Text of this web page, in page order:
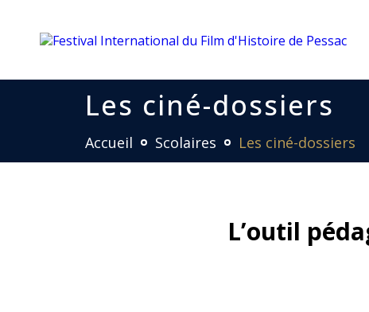
Les ciné-dossiers
Accueil Scolaires Les ciné-dossiers
L’outil